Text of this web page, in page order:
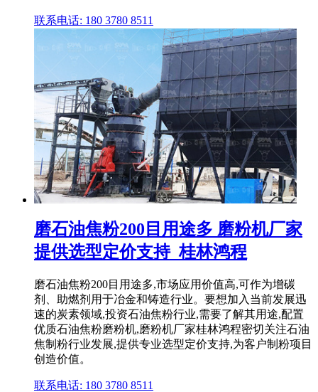
联系电话: 180 3780 8511
磨石油焦粉200目用途多 磨粉机厂家
提供选型定价支持_桂林鸿程
磨石油焦粉200目用途多,市场应用价值高,可作为增碳
剂、助燃剂用于冶金和铸造行业。要想加入当前发展迅
速的炭素领域,投资石油焦粉行业,需要了解其用途,配置
优质石油焦粉磨粉机,磨粉机厂家桂林鸿程密切关注石油
焦制粉行业发展,提供专业选型定价支持,为客户制粉项目
创造价值。
联系电话: 180 3780 8511